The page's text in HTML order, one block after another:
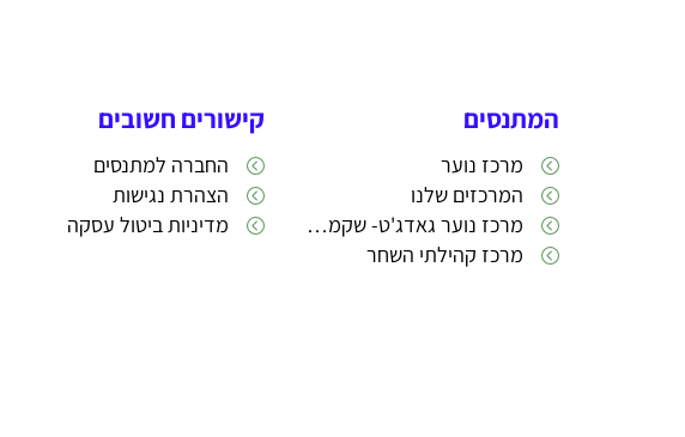
המתנסים
מרכז נוער
המרכזים שלנו
מרכז נוער גאדג'ט- שקמה 22
מרכז קהילתי השחר
קישורים חשובים
החברה למתנסים
הצהרת נגישות
מדיניות ביטול עסקה